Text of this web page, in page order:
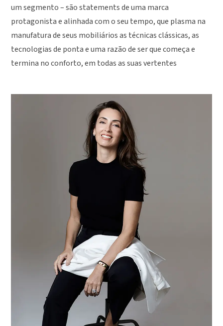
um segmento – são statements de uma marca
protagonista e alinhada com o seu tempo, que plasma na
manufatura de seus mobiliários as técnicas clássicas, as
tecnologias de ponta e uma razão de ser que começa e
termina no conforto, em todas as suas vertentes